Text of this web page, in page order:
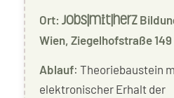
Ort: jobs|mit|herz
Wien, Ziegelhofstraße 149
Ablauf: Theoriebaustein
elektronischer Erhalt der